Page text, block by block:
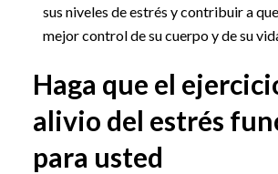
sus niveles de estrés y contribuir a
mejor control de su cuerpo y de su
Haga que el
alivio del estrés
para usted